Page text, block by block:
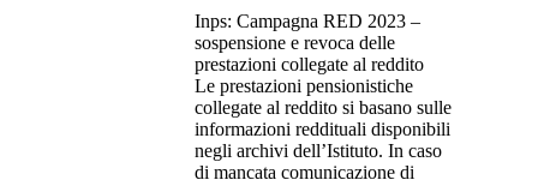
Inps: Campagna RED 2023 –
sospensione e revoca delle
prestazioni collegate al reddito
Le prestazioni pensionistiche
collegate al reddito si basano sulle
informazioni reddituali disponibili
negli archivi dell’Istituto. In caso
di mancata comunicazione di